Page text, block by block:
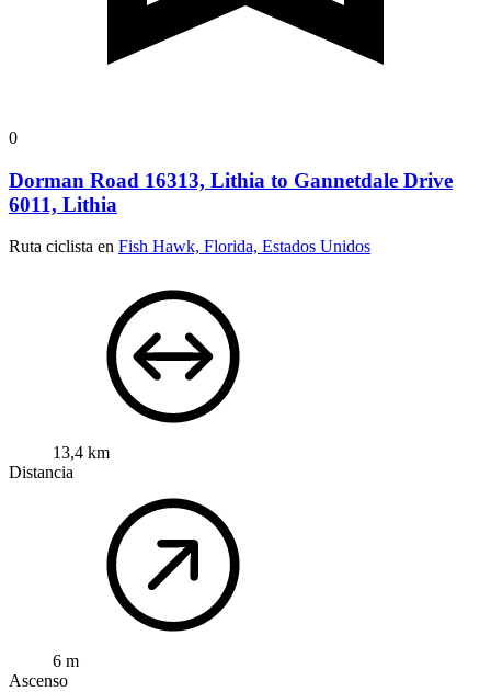
0
Dorman Road 16313, Lithia to Gannetdale Drive
6011, Lithia
Ruta ciclista en Fish Hawk, Florida, Estados Unidos
13,4 km
Distancia
6 m
Ascenso